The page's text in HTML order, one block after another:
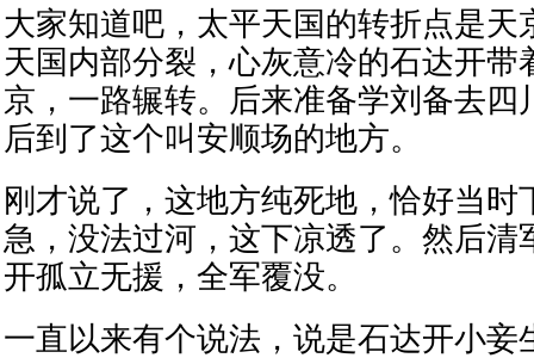
大家知道吧，太平天国的转折点是天
天国内部分裂，心灰意冷的石达开带
京，一路辗转。后来准备学刘备去四
后到了这个叫安顺场的地方。
刚才说了，这地方纯死地，恰好当时
急，没法过河，这下凉透了。然后清
开孤立无援，全军覆没。
一直以来有个说法，说是石达开小妾